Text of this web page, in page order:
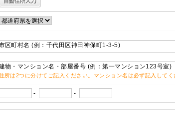
区町村名 (例：千代田区神田神保町1-3-5)
物・マンション名・部屋番号 (例：第一マンション123号室)
所は2つに分けてご記入ください。マンション名は必ず記入してく
- -